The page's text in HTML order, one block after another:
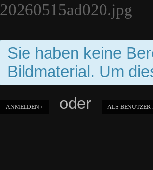
20260515ad020.jpg
Sie haben keine
Bildmaterial. Um
ANMELDEN › oder ALS BENUTZER